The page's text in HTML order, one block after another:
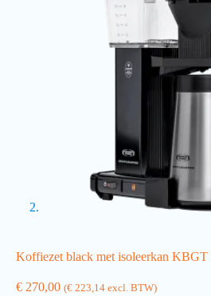
Koffiezet black met isoleerkan KBGT
€ 270,00 (€ 223,14 excl. BTW)